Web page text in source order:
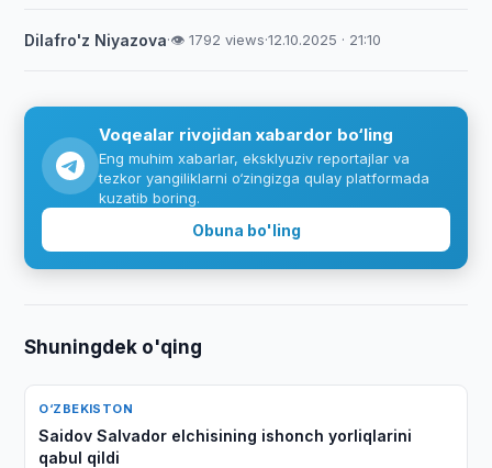
Dilafro'z Niyazova·👁 1792 views·12.10.2025 · 21:10
Voqealar rivojidan xabardor bo‘ling
Eng muhim xabarlar, eksklyuziv reportajlar va
tezkor yangiliklarni o‘zingizga qulay platformada
kuzatib boring.
Obuna bo'ling
Shuningdek o'qing
O‘ZBEKISTON
Saidov Salvador elchisining ishonch yorliqlarini
qabul qildi